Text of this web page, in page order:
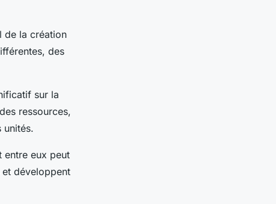
de la création
des
sur la
ressources,
unités.
entre eux peut
développent